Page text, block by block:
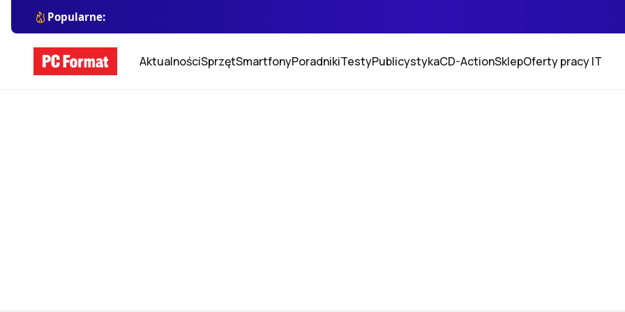
Popularne:
AktualnościSprzętSmartfonyPoradnikiTestyPublicystykaCD-ActionSklepOferty pracy IT